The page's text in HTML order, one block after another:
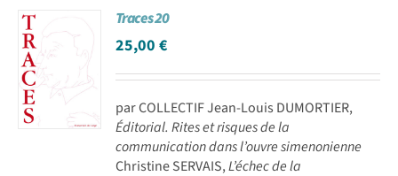
Achat en ligne
Panier WooCommerce
Traces 20
25,00€
par COLLECTIF Jean-Louis DUMORTIER,
Éditorial. Rites et risques de la
communication dans l’ouvre simenonienne
Christine SERVAIS,L’échec de la